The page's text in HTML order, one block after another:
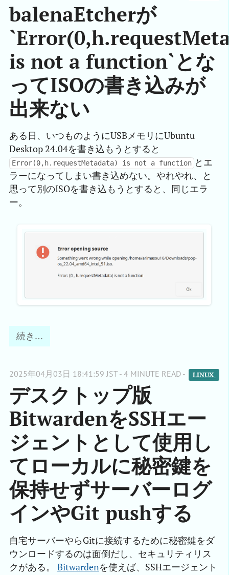
balenaEtcherが
is not a function`とな
ってISOの書き込みが
出来ない
ある日、いつものようにUSBメモリにUbuntu
Desktop 24.04を書き込もうとすると
Error(0,h.requestMetadata) is not a function とエ
ラーになってしまい書き込めない。やれやれ、と
思って別のISOを書き込もうとすると、同じエラ
ー。
続き…
2025年04月03日 18:41:59 JST - 4 MINUTE READ - LINUX
デスクトップ版
BitwardenをSSHエー
ジェントとして使用し
てローカルに秘密鍵を
保持せずサーバーログ
インやGit pushする
自宅サーバーやらGitに接続するために秘密鍵をダ
ウンロードするのは面倒だし、セキュリティリス
クがある。 Bitwardenを使えば、SSHエージェント